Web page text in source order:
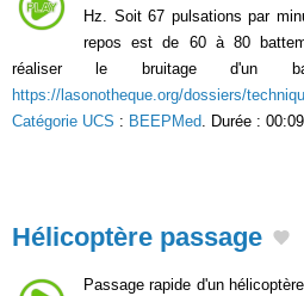
Hz. Soit 67 pulsations par
repos est de 60 à 80
réaliser le bruitage d'un
https://lasonotheque.org/dossiers/
Catégorie UCS : BEEPMed . Durée : 00:09.
Hélicoptère passage
Passage rapide d'un